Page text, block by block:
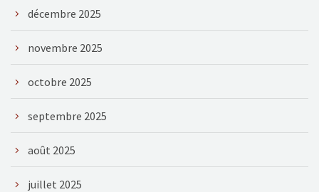
décembre 2025
novembre 2025
octobre 2025
septembre 2025
août 2025
juillet 2025